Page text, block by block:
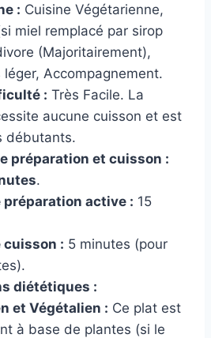
: Cuisine Végétarienne,
miel remplacé par sirop
(Majoritairement),
léger, Accompagnement.
: Très Facile. La
aucune cuisson et est
débutants.
préparation et cuisson :
.
préparation active : 15
cuisson : 5 minutes (pour
diététiques :
et Végétalien : Ce plat est
à base de plantes (si le